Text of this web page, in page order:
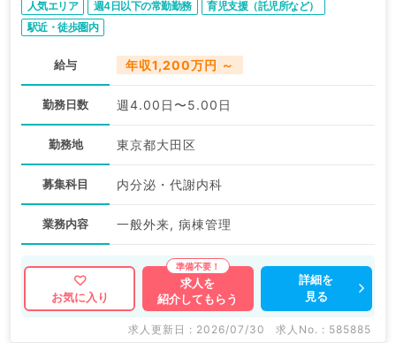
人気エリア 週4日以下の常勤勤務
育児支援（託児所など）
駅近・徒歩圏内
給与 年収1,200万円 ～
勤務日数 週4.00日〜5.00日
勤務地 東京都大田区
募集科目 内分泌・代謝内科
業務内容 一般外来, 病棟管理
お気に入り
求人を
紹介してもらう
詳細を
見る
求人更新日 : 2026/07/30 求人No. : 585885